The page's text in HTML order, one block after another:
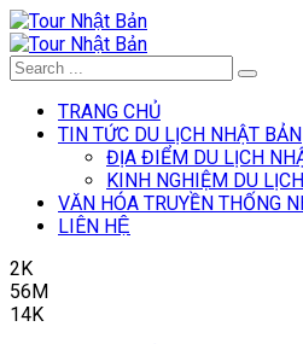
TRANG CHỦ
TIN TỨC DU LỊCH NHẬT BẢN
ĐỊA ĐIỂM DU LỊCH
KINH NGHIỆM DU
VĂN HÓA TRUYỀN THỐNG
LIÊN HỆ
2K
56M
14K